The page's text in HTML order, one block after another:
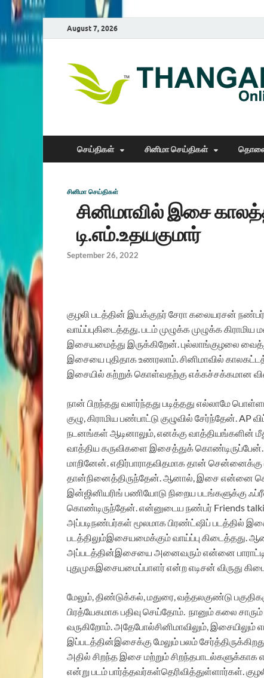
August 7, 2026
செய்திகள் சினிமா செய்திகள்
சினிமா செய்திகள்
சினிமாவில் இசை
டி.எம்.உதயகுமார்
September 26, 2022
குழலி படத்தின் இயக்குநர்சேராகலையரசன்
வாய்ப்புகிடைத்தது.படம்முழுக்கமுழுக்ககிராமிய
இசையமைத்து இருக்கிறேன்.புல்லாங்குழலை
இசையை புதிதாகஉணரலாம்.சினிமாவில்
இசையில் கற்றுக்கொள்வதற்கு எக்கச்சக்கமான
நான் பிறந்தது வளர்ந்தது படித்தது எல்லாமே
குழு,கிராமிய பண்பாட்டு குழுவில் சேர்ந்தேன். AP
நடனங்கள் ஆடினாலும்,எனக்கு வாத்தியங்களின்
வாத்திய கருவிகளை இசைத்துக்கொண்டிருப்பேன்.
மாறினேன்.எதிர்பாராதவிதமாகதான் சென்னைக்கு
தான்நினைத்திருந்தேன்.ஆனால், இசை என்னை
இன்ஜினியரிங் பணியோடு நிறைய படங்களுக்கு
கொண்டிருந்தேன்.என்னுடைய நண்பர் Friends
அப்படிநண்பர்கள் மூலமாகபிரண்ட்ஷிப் படத்தில்
படத்திலும்இசையமைக்கும்வாய்ப்பு கிடைத்தது.
அப்படத்தின்இசையை அனைவரும்என்னை பாராட்டி
புதுமுகஇசையமைப்பாளர்என்றஎடிசன் விருது
மேலும்,திண்டுக்கல்,மதுரை,வத்தலகுண்டு
பிரத்யேகமாகபதிவு செய்தோம். நானும்கலை சாரும்
வருகிறோம்.அதேபோல்சினிமாவிலும், இசையிலும்
இப்படத்தின்இசைக்கு மேலும்பலம்
அதில் சிறந்த இசை மற்றும்சிறந்தபாடல்களுக்காக
என்று படம்பார்த்தவர்கள்தெரிவித்துள்ளார்கள்.